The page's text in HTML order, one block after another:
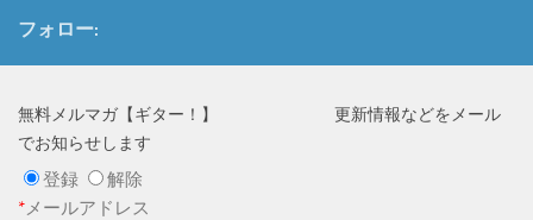
フォロー:
無料メルマガ【ギター！】 更新情報などをメール
でお知らせします
登録
解除
*メールアドレス